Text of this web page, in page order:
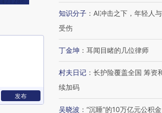
发布
知识分子 ： AI冲击之下，年轻人
受伤
丁金坤 ： 耳闻目睹的几位律师
村夫日记 ： 长护险覆盖全国 筹资
续加码
吴晓波 ： “沉睡”的10万亿元公积金